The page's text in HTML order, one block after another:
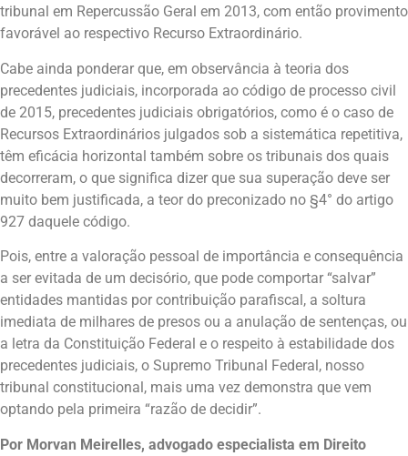
tribunal em Repercussão Geral em 2013, com então provimento
favorável ao respectivo Recurso Extraordinário.
Cabe ainda ponderar que, em observância à teoria dos
precedentes judiciais, incorporada ao código de processo civil
de 2015, precedentes judiciais obrigatórios, como é o caso de
Recursos Extraordinários julgados sob a sistemática repetitiva,
têm eficácia horizontal também sobre os tribunais dos quais
decorreram, o que significa dizer que sua superação deve ser
muito bem justificada, a teor do preconizado no §4° do artigo
927 daquele código.
Pois, entre a valoração pessoal de importância e consequência
a ser evitada de um decisório, que pode comportar “salvar”
entidades mantidas por contribuição parafiscal, a soltura
imediata de milhares de presos ou a anulação de sentenças, ou
a letra da Constituição Federal e o respeito à estabilidade dos
precedentes judiciais, o Supremo Tribunal Federal, nosso
tribunal constitucional, mais uma vez demonstra que vem
optando pela primeira “razão de decidir”.
Por Morvan Meirelles, advogado especialista em Direito